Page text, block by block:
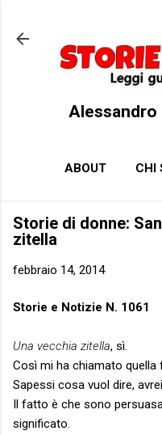
Alessandro
ABOUT CHI
Storie di donne:
zitella
febbraio 14, 2014
Storie e Notizie N. 1061
Una vecchia zitella, sì.
Così mi ha chiamato quella
Sapessi cosa vuol dire,
Il fatto è che sono
significato.